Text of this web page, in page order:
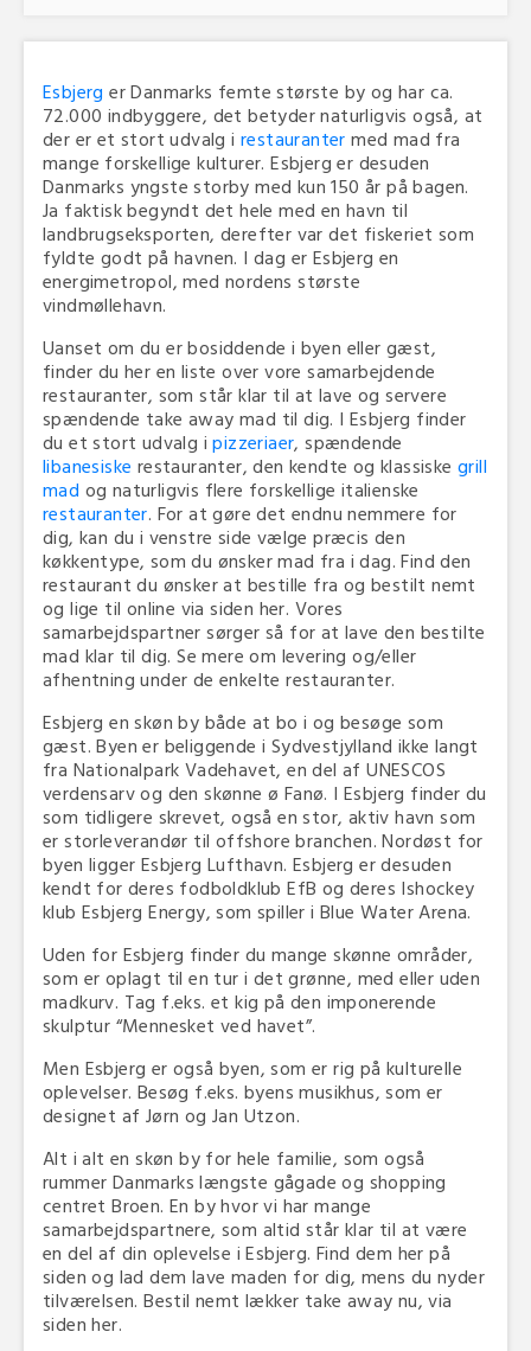
Esbjerg er Danmarks femte største by og har ca.
72.000 indbyggere, det betyder naturligvis også, at
der er et stort udvalg i restauranter med mad fra
mange forskellige kulturer. Esbjerg er desuden
Danmarks yngste storby med kun 150 år på bagen.
Ja faktisk begyndt det hele med en havn til
landbrugseksporten, derefter var det fiskeriet som
fyldte godt på havnen. I dag er Esbjerg en
energimetropol, med nordens største
vindmøllehavn.
Uanset om du er bosiddende i byen eller gæst,
finder du her en liste over vore samarbejdende
restauranter, som står klar til at lave og servere
spændende take away mad til dig. I Esbjerg finder
du et stort udvalg ipizzeriaer, spændende
libanesiske restauranter, den kendte og klassiskegrill
mad og naturligvis flere forskellige italienske
restauranter. For at gøre det endnu nemmere for
dig, kan du i venstre side vælge præcis den
køkkentype, som du ønsker mad fra i dag. Find den
restaurant du ønsker at bestille fra og bestilt nemt
og lige til online via siden her. Vores
samarbejdspartner sørger så for at lave den bestilte
mad klar til dig. Se mere om levering og/eller
afhentning under de enkelte restauranter.
Esbjerg en skøn by både at bo i og besøge som
gæst. Byen er beliggende i Sydvestjylland ikke langt
fra Nationalpark Vadehavet, en del af UNESCOS
verdensarv og den skønne ø Fanø. I Esbjerg finder du
som tidligere skrevet, også en stor, aktiv havn som
er storleverandør til offshore branchen. Nordøst for
byen ligger Esbjerg Lufthavn. Esbjerg er desuden
kendt for deres fodboldklub EfB og deres Ishockey
klub Esbjerg Energy, som spiller i Blue Water Arena.
Uden for Esbjerg finder du mange skønne områder,
som er oplagt til en tur i det grønne, med eller uden
madkurv. Tag f.eks. et kig på den imponerende
skulptur “Mennesket ved havet”.
Men Esbjerg er også byen, som er rig på kulturelle
oplevelser. Besøg f.eks. byens musikhus, som er
designet af Jørn og Jan Utzon.
Alt i alt en skøn by for hele familie, som også
rummer Danmarks længste gågade og shopping
centret Broen. En by hvor vi har mange
samarbejdspartnere, som altid står klar til at være
en del af din oplevelse i Esbjerg. Find dem her på
siden og lad dem lave maden for dig, mens du nyder
tilværelsen. Bestil nemt lækker take away nu, via
siden her.